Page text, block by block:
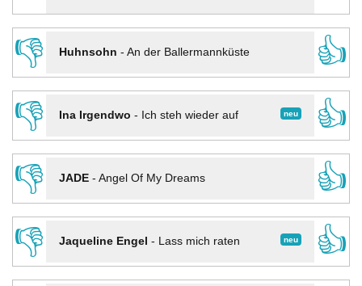
👎
Huhnsohn - An der Ballermannküste
👍
👎
neu
Ina Irgendwo - Ich steh wieder auf
👍
👎
JADE- Angel Of My Dreams
👍
👎
neu
Jaqueline Engel - Lass mich raten
👍